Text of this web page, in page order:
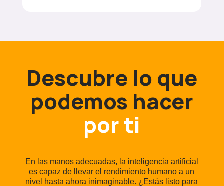
Descubre lo que
podemos hacer
por ti
En las manos adecuadas, la inteligencia artificial
es capaz de llevar el rendimiento humano a un
nivel hasta ahora inimaginable. ¿Estás listo para